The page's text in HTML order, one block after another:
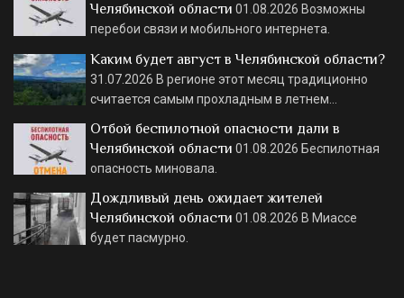
Челябинской области 01.08.2026 Возможны
перебои связи и мобильного интернета.
Каким будет август в Челябинской области?
31.07.2026 В регионе этот месяц традиционно
считается самым прохладным в летнем…
Отбой беспилотной опасности дали в
Челябинской области 01.08.2026 Беспилотная
опасность миновала.
Дождливый день ожидает жителей
Челябинской области 01.08.2026 В Миассе
будет пасмурно.